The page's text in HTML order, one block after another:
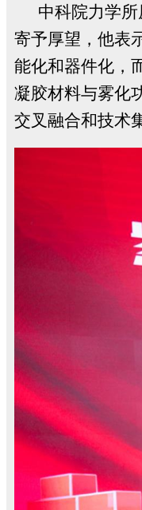
中科院力学所
寄予厚望，他表
能化和器件化，
凝胶材料与雾化
交叉融合和技术